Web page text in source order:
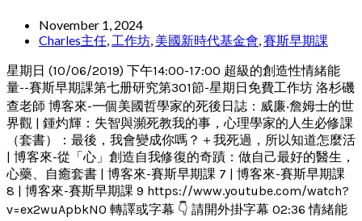
November 1, 2024
Charles主任, 工作坊, 美國新時代基金會,賽斯早期課
星期日 (10/06/2019) 下午14:00-17:00 超級的創造性情緒能
量--賽斯早期課第七册研究第301節-星期日免費工作坊 洛杉磯
查老師 博客來-一個美國哲學家的死後日誌：威廉‧詹姆士的世
界觀 | 鍾灼輝：失智與瀕死教我的事，心理學家的人生必修課
（套書）：最後，我會變成你嗎？＋我死過，所以知道怎麼活
| 博客來-從「心」創造自我修復的奇蹟：做自己最好的醫生，
心藥、自癒套書 | 博客來-賽斯早期課 7 | 博客來-賽斯早期課
8 | 博客來-賽斯早期課 9 https://www.youtube.com/watch?
v=ex2wuApbkN0 轉譯或字幕 👇 請開外掛字幕 02:36 情緒能